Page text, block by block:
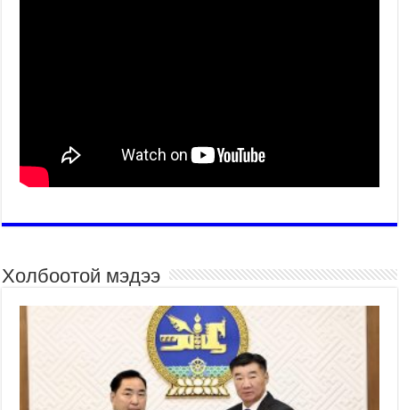
Холбоотой мэдээ